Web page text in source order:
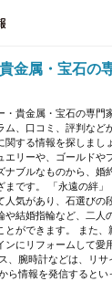
金属・宝石の
貴金属・宝石の専門
、口コミ、評判など
関する情報を探しまし
エリーや、ゴールドや
ナブルなものから、婚
まです。 「永遠の絆
気があり、石選びの
結婚指輪など、二人
とができます。 また
にリフォームして愛
、腕時計などは、リサ
ら情報を発信すると